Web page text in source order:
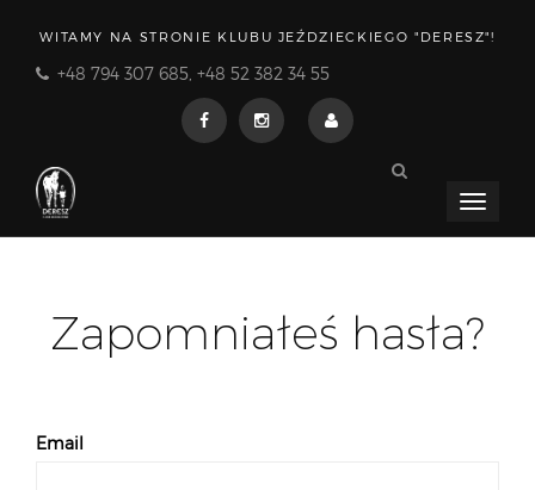
WITAMY NA STRONIE KLUBU JEŹDZIECKIEGO "DERESZ"!
+48 794 307 685, +48 52 382 34 55
Menu
Zapomniałeś hasła?
Email